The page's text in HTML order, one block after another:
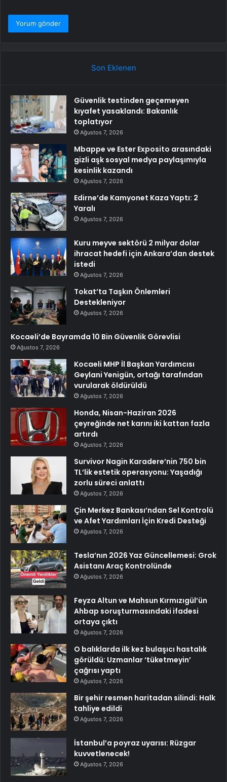
Son Eklenen
Güvenlik testinden geçemeyen
kıyafet yasaklandı: Bakanlık
toplatıyor
Ağustos 7, 2026
Mbappe ve Ester Exposito arasındaki
gizli aşk sosyal medya paylaşımıyla
kesinlik kazandı
Ağustos 7, 2026
Edirne’de Kamyonet Kaza Yaptı: 2
Yaralı
Ağustos 7, 2026
Kuru meyve sektörü 2 milyar dolar
ihracat hedefi için Ankara’dan destek
istedi
Ağustos 7, 2026
Tokat’ta Taşkın Önlemleri
Destekleniyor
Ağustos 7, 2026
Kocaeli’de Bayramda 10 Bin Güvenlik Görevlisi
Ağustos 7, 2026
Kocaeli MHP İl Başkan Yardımcısı
Geylani Yenigün, ortağı tarafından
vurularak öldürüldü
Ağustos 7, 2026
Honda, Nisan-Haziran 2026
çeyreğinde net karını iki kattan fazla
artırdı
Ağustos 7, 2026
Survivor Nagin Karadere’nin 750 bin
TL’lik estetik operasyonu: Yaşadığı
zorlu süreci anlattı
Ağustos 7, 2026
Çin Merkez Bankası’ndan Sel Kontrolü
ve Afet Yardımları İçin Kredi Desteği
Ağustos 7, 2026
Tesla’nın 2026 Yaz Güncellemesi: Grok
Asistanı Araç Kontrolünde
Ağustos 7, 2026
Feyza Altun ve Mahsun Kırmızıgül’ün
Ahbap soruşturmasındaki ifadesi
ortaya çıktı
Ağustos 7, 2026
O balıklarda ilk kez bulaşıcı hastalık
görüldü: Uzmanlar ‘tüketmeyin’
çağrısı yaptı
Ağustos 7, 2026
Bir şehir resmen haritadan silindi: Halk
tahliye edildi
Ağustos 7, 2026
İstanbul’a poyraz uyarısı: Rüzgar
kuvvetlenecek!
Ağustos 7, 2026